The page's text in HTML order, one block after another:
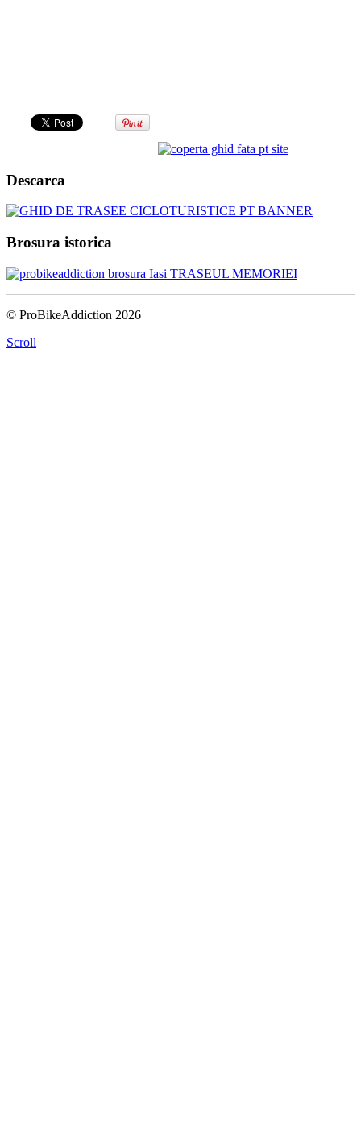
Descarca
Brosura istorica
© ProBikeAddiction 2026
Scroll